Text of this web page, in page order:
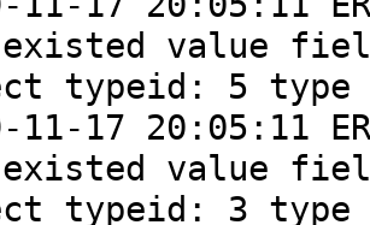
existed value
typeid: 5 type
11-17 20:05:11
existed value
typeid: 3 type